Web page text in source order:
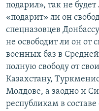
подарил», так не
«подарит» ли он
спецназовцев
не освободит ли он от
военных баз в
полную свободу от
Казахстану,
Молдове, а заодно и
республикам в